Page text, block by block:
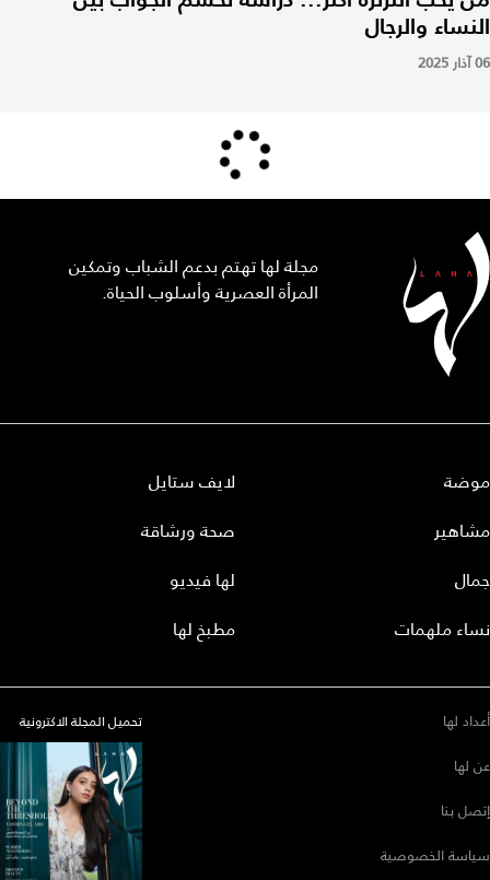
النساء والرجال
06 آذار 2025
مجلة لها تهتم بدعم الشباب وتمكين
المرأة العصرية وأسلوب الحياة.
موضة
مشاهير
جمال
نساء ملهمات
لايف ستايل
صحة ورشاقة
لها فيديو
مطبخ لها
أعداد لها
عن لها
إتصل بنا
سياسة الخصوصية
تحميل المجلة الاكترونية